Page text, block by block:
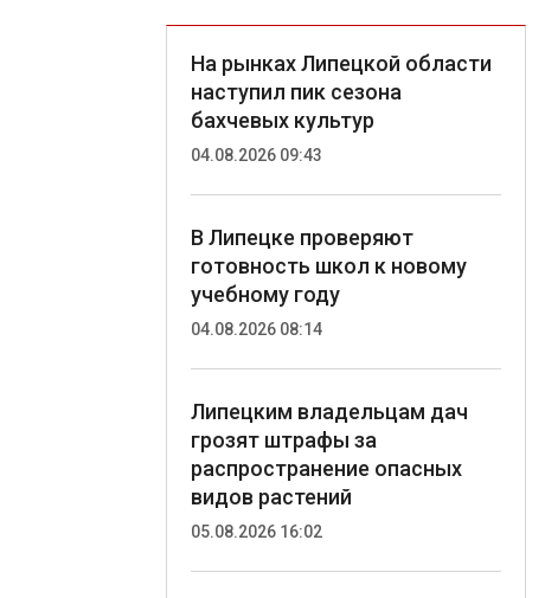
На рынках Липецкой области
наступил пик сезона
бахчевых культур
04.08.2026 09:43
В Липецке проверяют
готовность школ к новому
учебному году
04.08.2026 08:14
Липецким владельцам дач
грозят штрафы за
распространение опасных
видов растений
05.08.2026 16:02